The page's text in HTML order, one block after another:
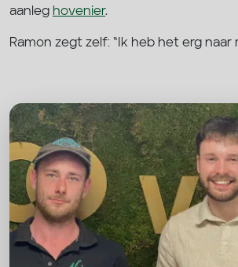
aanleg hovenier.
Ramon zegt zelf: “Ik heb het erg naar